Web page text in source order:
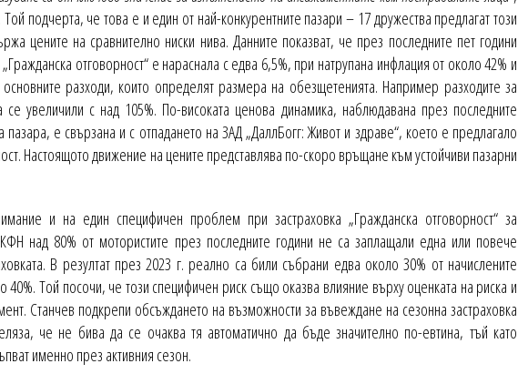
подчерта, че това е и един от най-конкурентните пазари – 17 дружества предлагат този
цените на сравнително ниски нива. Данните показват, че през последните пет години
отговорност“ е нараснала с едва 6,5%, при натрупана инфлация от около 42% и
разходи, които определят размера на обезщетенията. Например разходите за
увеличили с над 105%. По-високата ценова динамика, наблюдавана през последните
е свързана и с отпадането на ЗАД „ДаллБогг: Живот и здраве“, което е предлагало
Настоящото движение на цените представлява по-скоро връщане към устойчиви пазарни
и на един специфичен проблем при застраховка „Гражданска отговорност“ за
над 80% от мотористите през последните години не са заплащали една или повече
В резултат през 2023 г. реално са били събрани едва около 30% от начислените
Той посочи, че този специфичен риск също оказва влияние върху оценката на риска и
Станчев подкрепи обсъждането на възможности за въвеждане на сезонна застраховка
че не бива да се очаква тя автоматично да бъде значително по-евтина, тъй като
именно през активния сезон.